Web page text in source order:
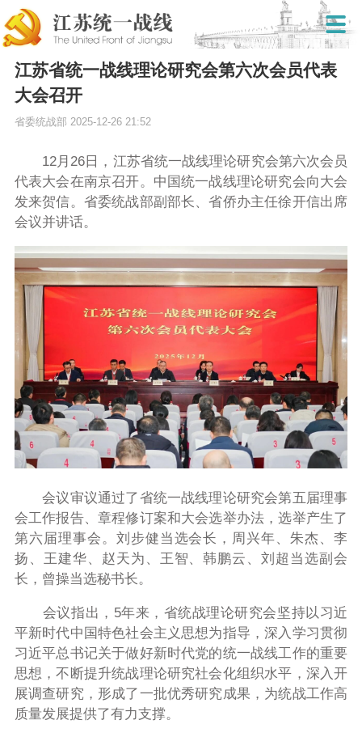
江苏省统一战线理论研究会第六次会员代表
大会召开
省委统战部 2025-12-26 21:52
12月26日，江苏省统一战线理论研究会第六次会员
代表大会在南京召开。中国统一战线理论研究会向大会
发来贺信。省委统战部副部长、省侨办主任徐开信出席
会议并讲话。
会议审议通过了省统一战线理论研究会第五届理事
会工作报告、章程修订案和大会选举办法，选举产生了
第六届理事会。刘步健当选会长，周兴年、朱杰、李
扬、王建华、赵天为、王智、韩鹏云、刘超当选副会
长，曾操当选秘书长。
会议指出，5年来，省统战理论研究会坚持以习近
平新时代中国特色社会主义思想为指导，深入学习贯彻
习近平总书记关于做好新时代党的统一战线工作的重要
思想，不断提升统战理论研究社会化组织水平，深入开
展调查研究，形成了一批优秀研究成果，为统战工作高
质量发展提供了有力支撑。